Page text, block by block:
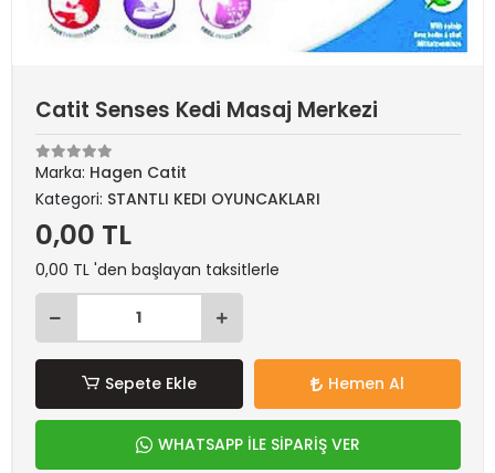
Catit Senses Kedi Masaj Merkezi
Marka: Hagen Catit
Kategori: STANTLI KEDI OYUNCAKLARI
0,00 TL
0,00 TL 'den başlayan taksitlerle
Sepete Ekle Hemen Al
WHATSAPP İLE SİPARİŞ VER